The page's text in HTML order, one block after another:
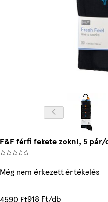
F&F férfi fekete zokni, 5
Még nem érkezett értékelés
4590 Ft918 Ft/db